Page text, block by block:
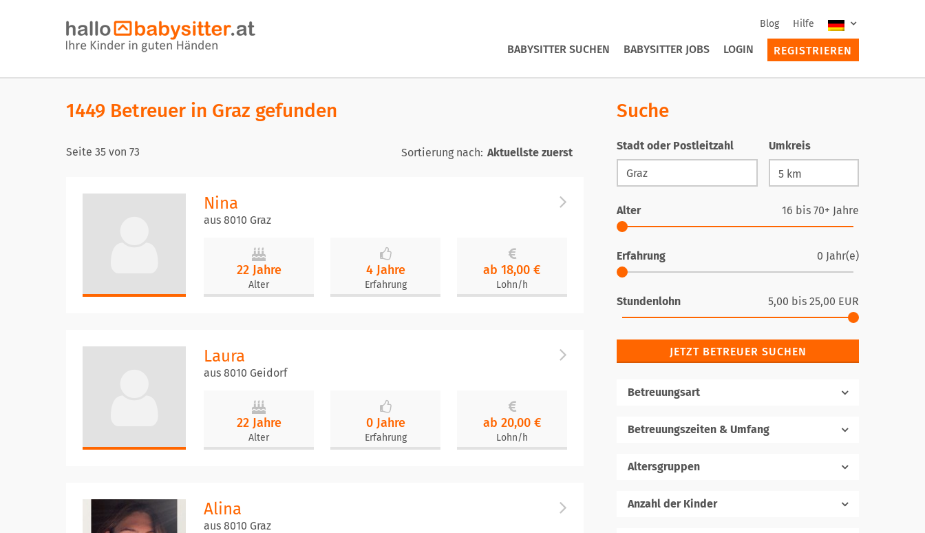
Blog Hilfe
BABYSITTER SUCHEN BABYSITTER JOBS LOGIN REGISTRIEREN
1449 Betreuer in Graz gefunden
Seite 35 von 73 Sortierung nach:
Nina
aus 8010 Graz
22 Jahre
Alter
4 Jahre
Erfahrung
ab 18,00 €
Lohn/h
Laura
aus 8010 Geidorf
22 Jahre
Alter
0 Jahre
Erfahrung
ab 20,00 €
Lohn/h
Alina
aus 8010 Graz
Suche
Stadt oder Postleitzahl Umkreis
Alter 16 bis 70+ Jahre
Erfahrung 0 Jahr(e)
Stundenlohn 5,00 bis 25,00 EUR
JETZT BETREUER SUCHEN
Betreuungsart
Betreuungszeiten & Umfang
Altersgruppen
Anzahl der Kinder